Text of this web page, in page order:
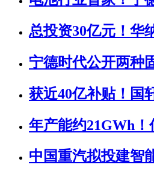
总投资30亿元！华
宁德时代公开两种
获近40亿补贴！国
年产能约21GWh！
中国重汽拟投建智